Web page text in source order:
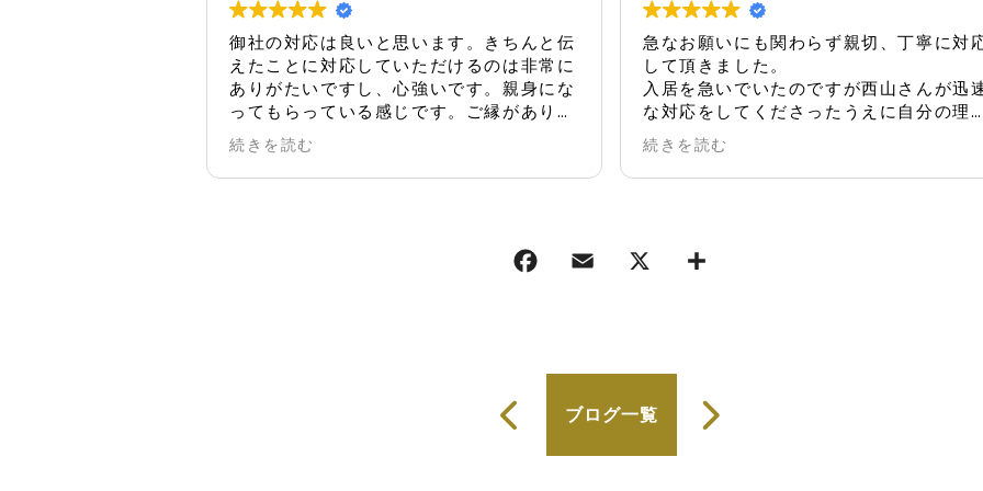
御社の対応は良いと思います。きちんと伝
えたことに対応していただけるのは非常に
ありがたいですし、心強いです。親身にな
ってもらっている感じです。ご縁があり、
賃貸でお借りしていますが良かったなと思
っております。
急なお願いにも関わらず親切、丁寧に対応
して頂きました。
入居を急いでいたのですが西山さんが迅速
な対応をしてくださったうえに自分の理想
の物件に出会え
とても感謝しております。
また機会があれば是非お願いしたいです🙇
不
の
だ
ブログ一覧